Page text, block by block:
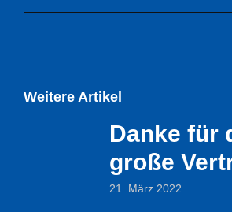
Weitere Artikel
Danke für
große
21. März 2022